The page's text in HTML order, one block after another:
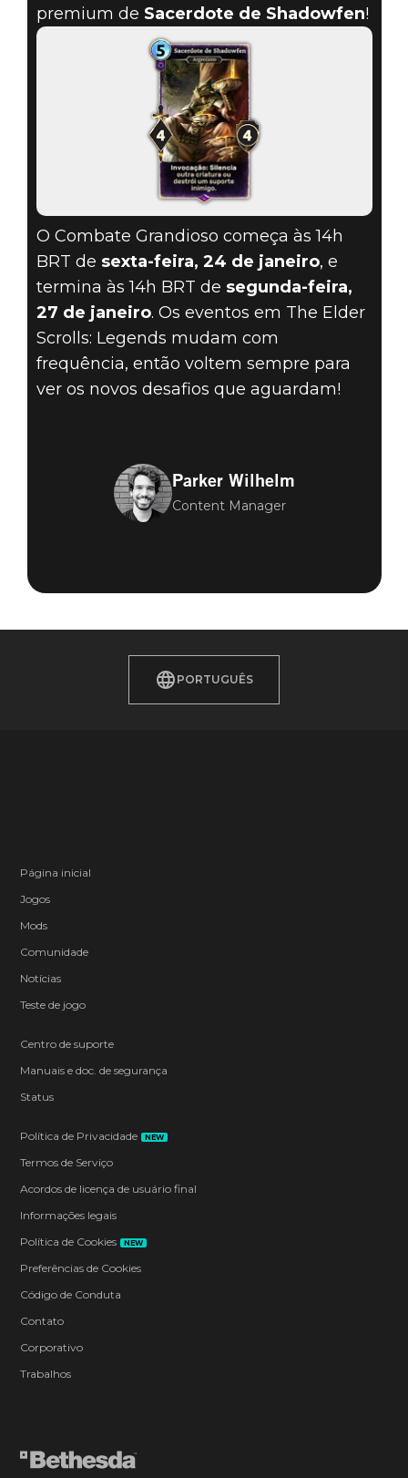
premium de Sacerdote de Shadowfen!
O Combate Grandioso começa às 14h
BRT de sexta-feira, 24 de janeiro, e
termina às 14h BRT de segunda-feira,
27 de janeiro. Os eventos em The Elder
Scrolls: Legends mudam com
frequência, então voltem sempre para
ver os novos desafios que aguardam!
Parker Wilhelm
Content Manager
PORTUGUÊS
Página inicial
Jogos
Mods
Comunidade
Notícias
Teste de jogo
Centro de suporte
Manuais e doc. de segurança
Status
Política de Privacidade NEW
Termos de Serviço
Acordos de licença de usuário final
Informações legais
Política de Cookies
NEW
Preferências de Cookies
Código de Conduta
Contato
Corporativo
Trabalhos